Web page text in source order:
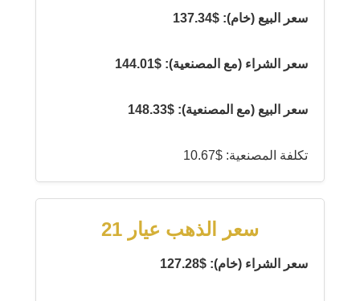
سعر البيع (خام): $137.34
سعر الشراء (مع المصنعية): $144.01
سعر البيع (مع المصنعية): $148.33
تكلفة المصنعية: $10.67
سعر الذهب عيار 21
سعر الشراء (خام): $127.28